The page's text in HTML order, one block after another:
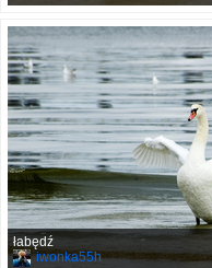
łabędź
iwonka55h